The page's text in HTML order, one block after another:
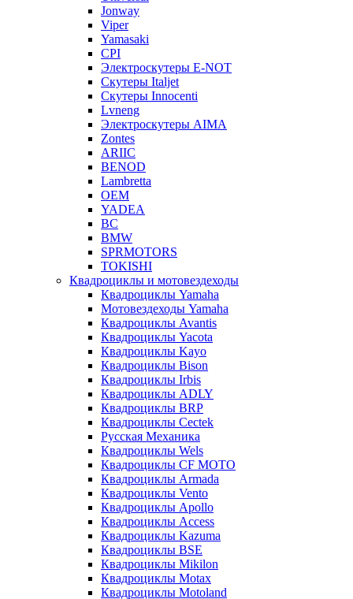
Jonway
Viper
Yamasaki
CPI
Электроскутеры E-NOT
Скутеры Italjet
Скутеры Innocenti
Lvneng
Электроскутеры AIMA
Zontes
ARIIC
BENOD
Lambretta
OEM
YADEA
BC
BMW
SPRMOTORS
TOKISHI
Квадроциклы и мотовездеходы
Квадроциклы Yamaha
Мотовездеходы Yamaha
Квадроциклы Avantis
Квадроциклы Yacota
Квадроциклы Kayo
Квадроциклы Bison
Квадроциклы Irbis
Квадроциклы ADLY
Квадроциклы BRP
Квадроциклы Cectek
Русская Механика
Квадроциклы Wels
Квадроциклы CF MOTO
Квадроциклы Armada
Квадроциклы Vento
Квадроциклы Apollo
Квадроциклы Access
Квадроциклы Kazuma
Квадроциклы BSE
Квадроциклы Mikilon
Квадроциклы Motax
Квадроциклы Motoland